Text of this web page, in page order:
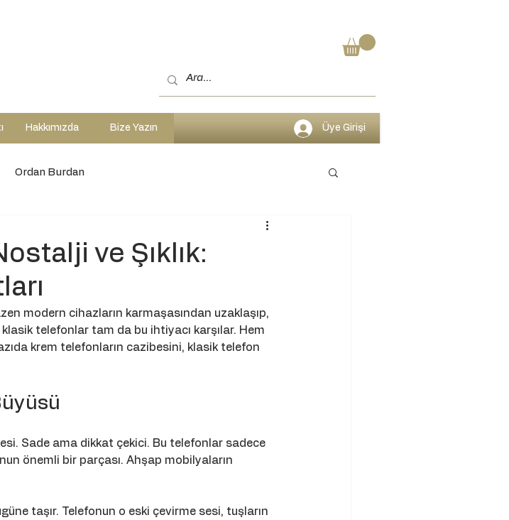
Hakkımızda Bize Yazın Üye Girişi
Ordan Burdan
ve Şıklık:
modern cihazların karmaşasından uzaklaşıp,
telefonlar tam da bu ihtiyacı karşılar. Hem
krem telefonların cazibesini, klasik telefon
Sade ama dikkat çekici. Bu telefonlar sadece
önemli bir parçası. Ahşap mobilyaların
taşır. Telefonun o eski çevirme sesi, tuşların